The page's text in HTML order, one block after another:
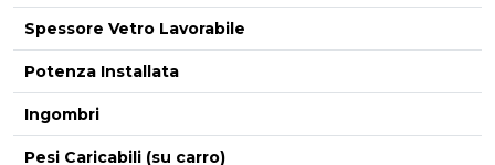
Spessore Vetro Lavorabile
Potenza Installata
Ingombri
Pesi Caricabili (su carro)